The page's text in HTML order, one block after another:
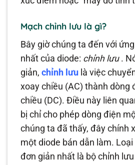
Mạch chỉnh lưu là gì?
Bây giờ chúng ta đến với
nhất của diode: chỉnh lưu.
giản,chỉnh lưu là việc
xoay chiều (AC) thành dòng
chiều (DC). Điều này liên
bị chỉ cho phép dòng điện
chúng ta đã thấy, đây chính
một diode bán dẫn làm. Loại
đơn giản nhất là bộ chỉnh lưu